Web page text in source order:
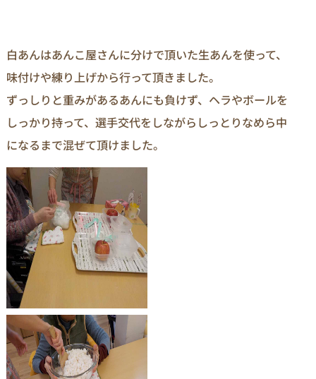
白あんはあんこ屋さんに分けで頂いた生あんを使って、
味付けや練り上げから行って頂きました。
ずっしりと重みがあるあんにも負けず、ヘラやボールを
しっかり持って、選手交代をしながらしっとりなめら中
になるまで混ぜて頂けました。